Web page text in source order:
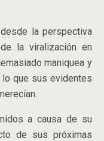
desde la perspectiva
la viralización en
maniquea y
que sus evidentes
a causa de su
de sus próximas